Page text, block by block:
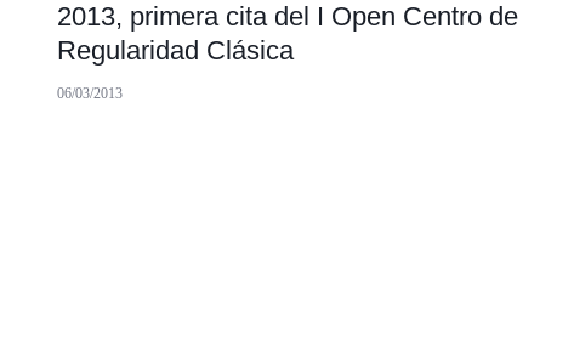
2013, primera cita del I Open Centro de
Regularidad Clásica
06/03/2013